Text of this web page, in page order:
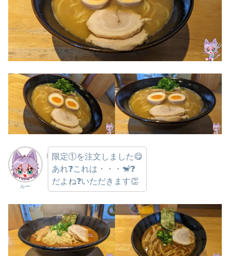
ルー
限定①を注文しました😋
あれ❓これは・・・🐒❓
だよね❓いただきます👏